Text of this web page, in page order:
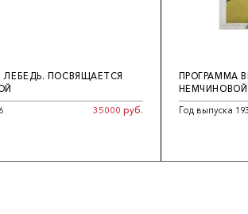
ЛЕБЕДЬ. ПОСВЯЩАЕТСЯ
35000 руб.
ПРОГРАММА
НЕМЧИНОВОЙ
Год выпуска